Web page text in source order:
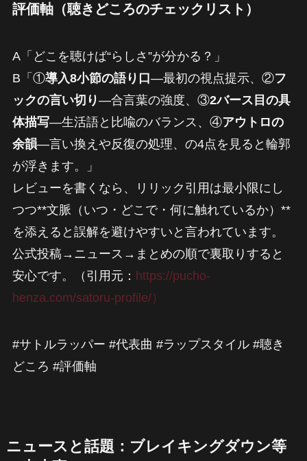
評価軸（聴きどころのチェックリスト）
A「どこを聴けば“らしさ”が分かる？」
B「①導入8小節の語り口 —最初の視点提示、②フ
ックの言い切り—合言葉の強度、③2バース目の具
体描写—生活語と比喩のバランス、④アウトロの
余韻—言い換えや反復の処理、の4点を見ると輪郭
が浮きます。」
レビューを書くなら、リリック引用は最小限にし
つつ**文脈（いつ・どこで・何に触れているか）**
を添えると誤解を避けやすいと言われています。
公式投稿→ニュース→まとめの順で裏取りすると
安心です。（引用元： https://pucho-
henza.com/satoru-profile/）
#サトルラッパー #代表曲 #ラップスタイル #聴き
どころ #評価軸
ニュースと話題：ブレイキングダウン等